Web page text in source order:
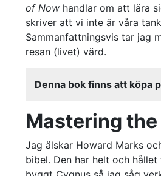
of Now handlar om att lära
skriver att vi inte är våra
Sammanfattningsvis tar jag
resan (livet) värd.
Denna bok finns att köpa
Mastering
Jag älskar Howard Marks
bibel. Den har helt och